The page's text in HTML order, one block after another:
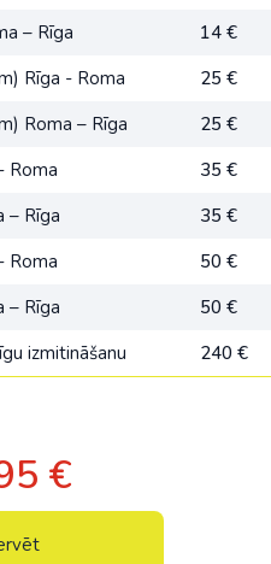
– Rīga
14 €
Rīga - Roma
25 €
Roma – Rīga
25 €
Roma
35 €
– Rīga
35 €
Roma
50 €
– Rīga
50 €
izmitināšanu
240 €
€